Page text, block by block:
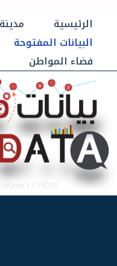
الرئيسية
البيانات المفتوحة
فضاء المواطن